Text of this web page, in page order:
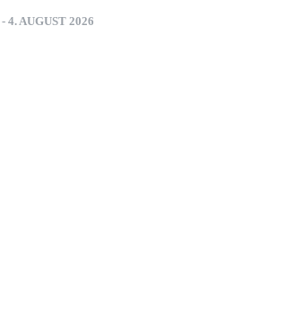
- 4. AUGUST 2026